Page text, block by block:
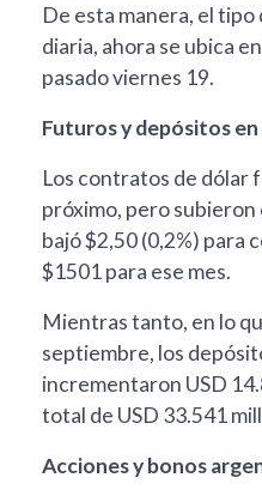
De esta manera, el
diaria, ahora se ubica
pasado viernes 19.
Futuros y depósitos
Los contratos de dólar
próximo, pero
bajó $2,50 (0,2%) para
$1501 para ese mes.
Mientras tanto, en lo
septiembre, los
incrementaron USD
total de USD 33.541
Acciones y bonos